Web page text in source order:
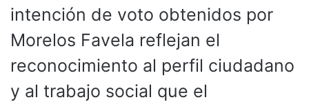
intención de voto obtenidos por
Morelos Favela reflejan el
reconocimiento al perfil ciudadano
y al trabajo social que el